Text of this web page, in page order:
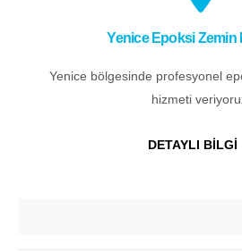
Yenice Epoksi Zemin
Yenice bölgesinde profesyonel
hizmeti
DETAYLI